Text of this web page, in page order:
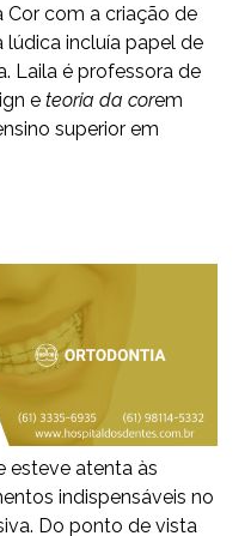
Cor com a criação de
incluía papel de
Laila é professora de
e teoria da corem
superior em
esteve atenta às
indispensáveis no
Do ponto de vista